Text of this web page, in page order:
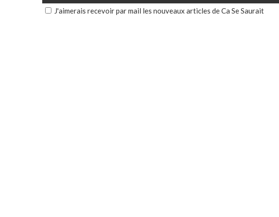
J'aimerais recevoir par mail les nouveaux articles de Ca Se Saurait